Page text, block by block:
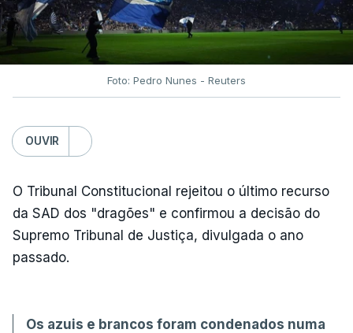
Foto: Pedro Nunes - Reuters
OUVIR
O Tribunal Constitucional rejeitou o último recurso
da SAD dos "dragões" e confirmou a decisão do
Supremo Tribunal de Justiça, divulgada o ano
passado.
Os azuis e brancos foram condenados numa